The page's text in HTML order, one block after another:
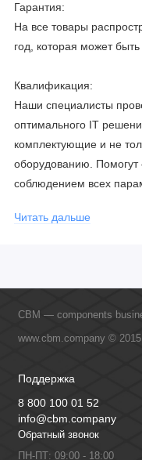
Гарантия:
На все товары
год, которая может
Квалификация:
Наши специалисты
оптимального IT
комплектующие и не
оборудованию. Помогут
соблюдением всех
обучение сотрудников,
Читать дальше
CBM — components
www.cbm.company ©
Поддержка
8 800 100 01 52
info@cbm.company
Обратный звонок
ПН-ПТ: 09:00 - 18:00